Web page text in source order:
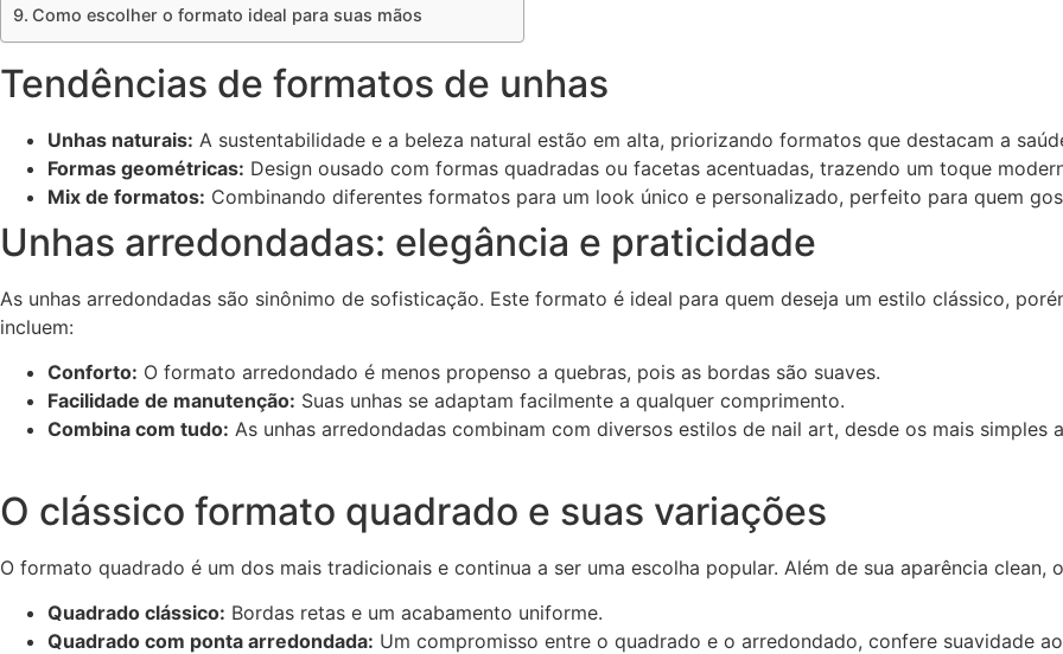
Como escolher o formato ideal para suas mãos
Tendências de formatos de unhas
Unhas naturais: A sustentabilidade e a beleza natural estão em alta, priorizando formatos que destacam a
Formas geométricas: Design ousado com formas quadradas ou facetas acentuadas, trazendo um toque
Mix de formatos: Combinando diferentes formatos para um look único e personalizado, perfeito para quem
Unhas arredondadas: elegância e praticidade
As unhas arredondadas são sinônimo de sofisticação. Este formato é ideal para quem deseja um estilo clássico,
incluem:
Conforto: O formato arredondado é menos propenso a quebras, pois as bordas são suaves.
Facilidade de manutenção: Suas unhas se adaptam facilmente a qualquer comprimento.
Combina com tudo: As unhas arredondadas combinam com diversos estilos de nail art, desde os mais simples
O clássico formato quadrado e suas variações
O formato quadrado é um dos mais tradicionais e continua a ser uma escolha popular. Além de sua aparência clean,
Quadrado clássico: Bordas retas e um acabamento uniforme.
Quadrado com ponta arredondada: Um compromisso entre o quadrado e o arredondado, confere suavidade